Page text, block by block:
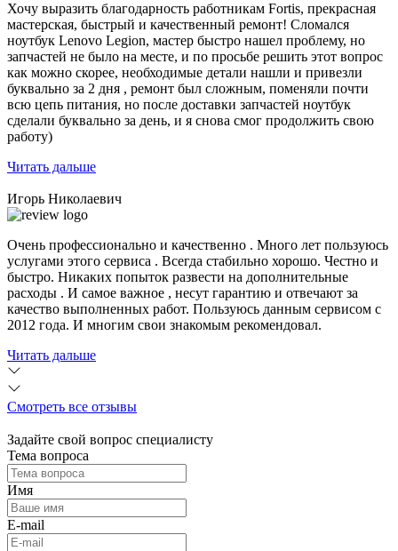
Хочу выразить благодарность работникам Fortis, прекрасная
мастерская, быстрый и качественный ремонт! Сломался
ноутбук Lenovo Legion, мастер быстро нашел проблему, но
запчастей не было на месте, и по просьбе решить этот вопрос
как можно скорее, необходимые детали нашли и привезли
буквально за 2 дня , ремонт был сложным, поменяли почти
всю цепь питания, но после доставки запчастей ноутбук
сделали буквально за день, и я снова смог продолжить свою
работу)
Читать дальше
Игорь Николаевич
Очень профессионально и качественно . Много лет пользуюсь
услугами этого сервиса . Всегда стабильно хорошо. Честно и
быстро. Никаких попыток развести на дополнительные
расходы . И самое важное , несут гарантию и отвечают за
качество выполненных работ. Пользуюсь данным сервисом с
2012 года. И многим свои знакомым рекомендовал.
Читать дальше
Смотреть все отзывы
Задайте свой вопрос специалисту
Тема вопроса
Имя
E-mail